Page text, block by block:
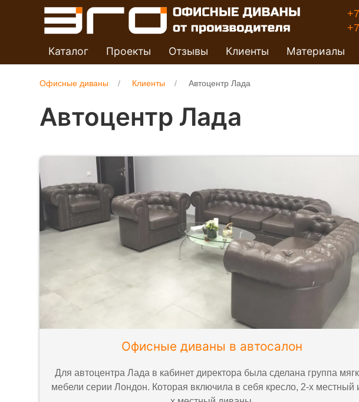
Каталог Проекты Отзывы Клиенты Материалы
Офисные диваны Клиенты Автоцентр Лада
Автоцентр Лада
Офисные диваны в автосалон
Для автоцентра Лада в кабинет директора была сделана группа
мебели серии Лондон. Которая включила в себя кресло, 2-х местный